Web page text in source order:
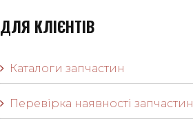
ДЛЯ КЛІЄНТІВ
Каталоги запчастин
Перевірка наявності запчастин